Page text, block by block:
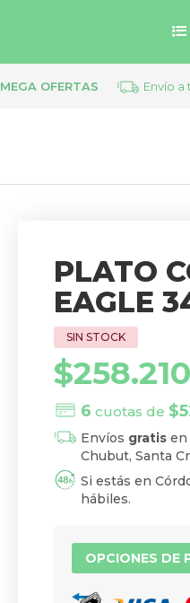
MEGA OFERTAS Envío a
PLATO
EAGLE
$258.210
6 cuotas de $
OPCIONES DE
Envíos gratis en
Chubut, Santa
Si estás en
hábiles.